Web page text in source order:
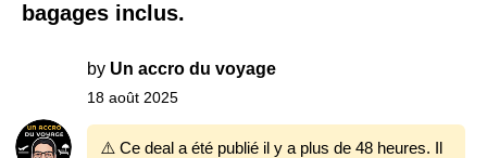
bagages inclus.
by Un accro du voyage
18 août 2025
⚠️ Ce deal a été publié il y a plus de 48 heures. Il